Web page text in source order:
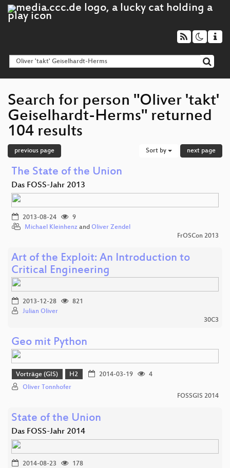
Search for person "Oliver 'takt'
Geiselhardt-Herms" returned
104 results
previous page Sort by next page
The State of the Union
Das FOSS-Jahr 2013
2013-08-24
9
Michael Kleinhenz and Oliver Zendel
FrOSCon 2013
Art of the Exploit: An Introduction to
Critical Engineering
2013-12-28
821
Julian Oliver
30C3
Geo mit Python
Vorträge (GIS) H2 2014-03-19
4
Oliver Tonnhofer
FOSSGIS 2014
State of the Union
Das FOSS-Jahr 2014
2014-08-23
178